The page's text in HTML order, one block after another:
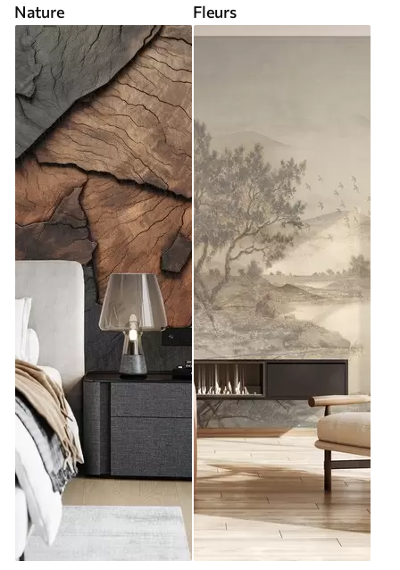
Nature Fleurs